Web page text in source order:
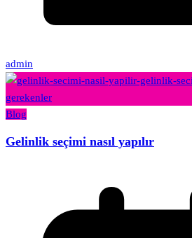
admin
Blog
Gelinlik seçimi nasıl yapılır